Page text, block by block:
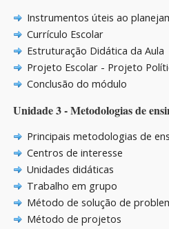
Instrumentos úteis ao
Currículo Escolar
Estruturação Didática da Aula
Projeto Escolar - Projeto
Conclusão do módulo
Unidade 3 - Metodologias de
Principais metodologias de
Centros de interesse
Unidades didáticas
Trabalho em grupo
Método de solução de
Método de projetos